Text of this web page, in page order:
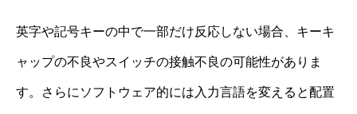
英字や記号キーの中で一部だけ反応しない場合、キーキ
ャップの不良やスイッチの接触不良の可能性がありま
す。さらにソフトウェア的には入力言語を変えると配置